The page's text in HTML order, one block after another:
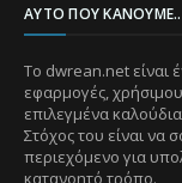
ΑΥΤΌ ΠΟΥ
Το dwrean.net είναι
εφαρμογές,
επιλεγμένα
Στόχος του είναι να
περιεχόμενο για
κατανοητό τρόπο.